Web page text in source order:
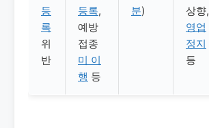
등
록
위
반
등록,
예방
접종
미 이
행 등
분)
상향,
영업
정지
등